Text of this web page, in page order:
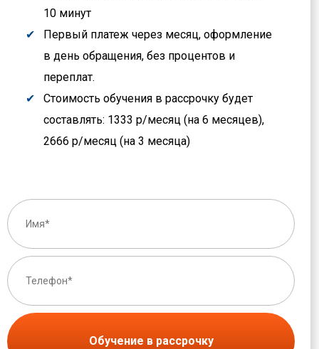
10 минут
Первый платеж через месяц, оформление
в день обращения, без процентов и
переплат.
Стоимость обучения в рассрочку будет
составлять: 1333 р/месяц (на 6 месяцев),
2666 р/месяц (на 3 месяца)
Обучение в рассрочку